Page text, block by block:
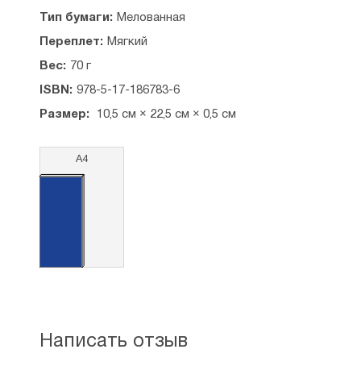
Тип бумаги: Мелованная
Переплет: Мягкий
Вес: 70 г
ISBN: 978-5-17-186783-6
Размер: 10,5 см × 22,5 см × 0,5 см
А4
Написать отзыв